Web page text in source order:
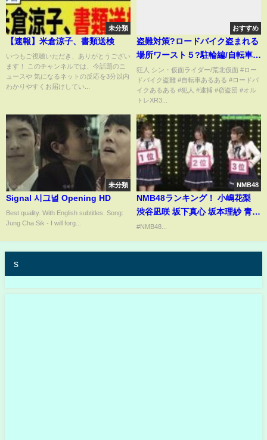
未分類
【速報】米倉涼子、書類送検
いつもご視聴いただき、ありがとうござい
ます！ このチャンネルでは、今話題のニ
ュースや 気になるネットの反応を3分以内
わかりやすくお届けしてい...
おすすめ
盗難対策?ロードバイク盗まれる
場所ワースト５?駐輪編/自転車泥
棒逮捕は難しい?セカオワ Habit
/ 盗難スポーツバイクは転売され
る理由
狂人 シン・仮面ライダー/荒北仮面 #ロー
ドバイク盗難 #自転車あるある #ロードバ
イクあるある #犯人 #逮捕 #窃盗団 #オル
トレXR3...
未分類
Signal 시그널 Opening HD
Best quality. With English subtitles. Song:
Jung Cha Sik - I will forg...
NMB48
NMB48ランキング！ 小嶋花梨
渋谷凪咲 坂下真心 坂本理紗 青原
優花 二瓶愛美 ダブルヒガシ
#NMB48...
s